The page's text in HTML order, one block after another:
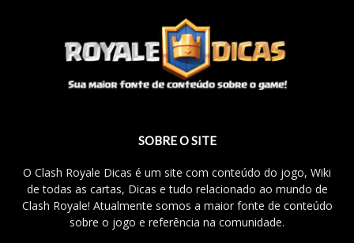
SOBRE O SITE
O Clash Royale Dicas é um site com conteúdo do jogo, Wiki
de todas as cartas, Dicas e tudo relacionado ao mundo de
Clash Royale! Atualmente somos a maior fonte de conteúdo
sobre o jogo e referência na comunidade.